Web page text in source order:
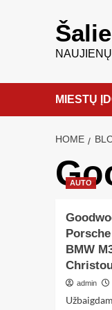
MIESTŲ
HOME
AUTO
BMW
admin